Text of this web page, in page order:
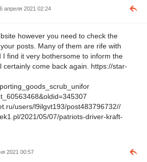
апреля 2021 02:24
however you need to check the
posts. Many of them are rife with
I find it very bothersome to inform the
certainly come back again. https://star-
users/l9ilgvt193/post483796732//
2021/05/07/patriots-driver-kraft-
2021 00:57